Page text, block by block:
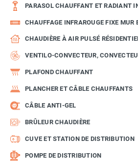
PARASOL CHAUFFANT ET RADIANT
CHAUFFAGE INFRAROUGE FIXE MUR
CHAUDIÈRE À AIR PULSÉ
VENTILO-CONVECTEUR,
PLAFOND CHAUFFANT
PLANCHER ET CÂBLE CHAUFFANTS
CÂBLE ANTI-GEL
BRÛLEUR CHAUDIÈRE
CUVE ET STATION DE DISTRIBUTION
POMPE DE DISTRIBUTION